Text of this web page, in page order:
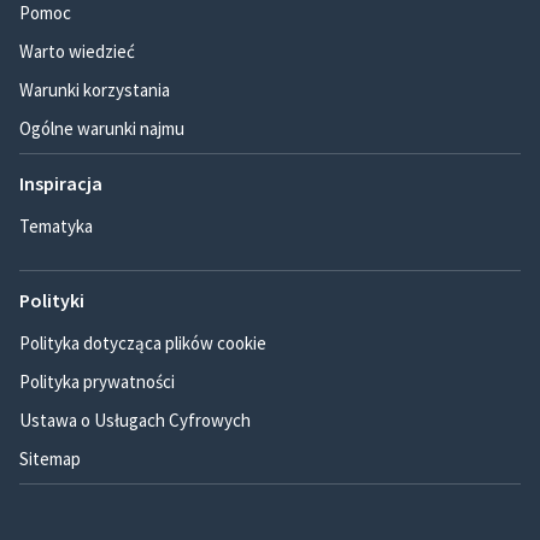
Pomoc
Warto wiedzieć
Warunki korzystania
Ogólne warunki najmu
Inspiracja
Tematyka
Polityki
Polityka dotycząca plików cookie
Polityka prywatności
Ustawa o Usługach Cyfrowych
Sitemap